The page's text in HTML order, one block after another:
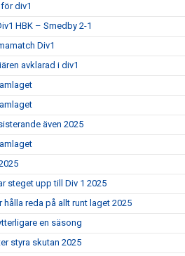
div1
HBK – Smedby 2-1
Div1
avklarad i div1
även 2025
steget upp till Div 1 2025
hålla reda på allt runt laget 2025
en säsong
styra skutan 2025